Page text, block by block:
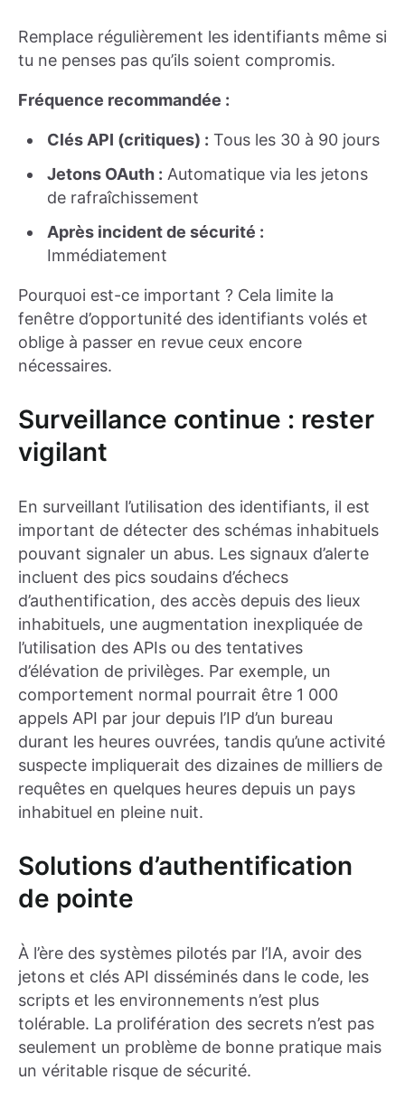
Remplace régulièrement les identifiants même si
tu ne penses pas qu’ils soient compromis.
Fréquence recommandée :
Clés API (critiques) : Tous les 30 à 90 jours
Jetons OAuth : Automatique via les jetons
de rafraîchissement
Après incident de sécurité :
Immédiatement
Pourquoi est-ce important ? Cela limite la
fenêtre d’opportunité des identifiants volés et
oblige à passer en revue ceux encore
nécessaires.
Surveillance continue : rester
vigilant
En surveillant l’utilisation des identifiants, il est
important de détecter des schémas inhabituels
pouvant signaler un abus. Les signaux d’alerte
incluent des pics soudains d’échecs
d’authentification, des accès depuis des lieux
inhabituels, une augmentation inexpliquée de
l’utilisation des APIs ou des tentatives
d’élévation de privilèges. Par exemple, un
comportement normal pourrait être 1 000
appels API par jour depuis l’IP d’un bureau
durant les heures ouvrées, tandis qu’une activité
suspecte impliquerait des dizaines de milliers de
requêtes en quelques heures depuis un pays
inhabituel en pleine nuit.
Solutions d’authentification
de pointe
À l’ère des systèmes pilotés par l’IA, avoir des
jetons et clés API disséminés dans le code, les
scripts et les environnements n’est plus
tolérable. La prolifération des secrets n’est pas
seulement un problème de bonne pratique mais
un véritable risque de sécurité.